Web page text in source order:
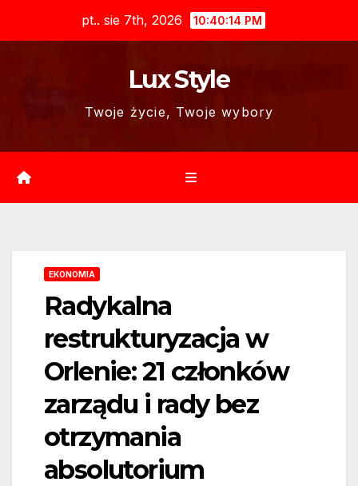
pt.. sie 7th, 2026 10:40:15 PM
Lux Style
Twoje życie, Twoje wybory
EKONOMIA
Radykalna
restrukturyzacja w
Orlenie: 21 członków
zarządu i rady bez
otrzymania
absolutorium